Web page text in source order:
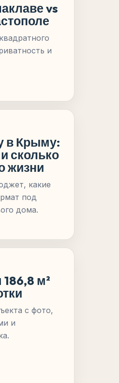
vs
и
в Крыму:
сколько
жизни
какие
под
дома.
м²
с фото,
и